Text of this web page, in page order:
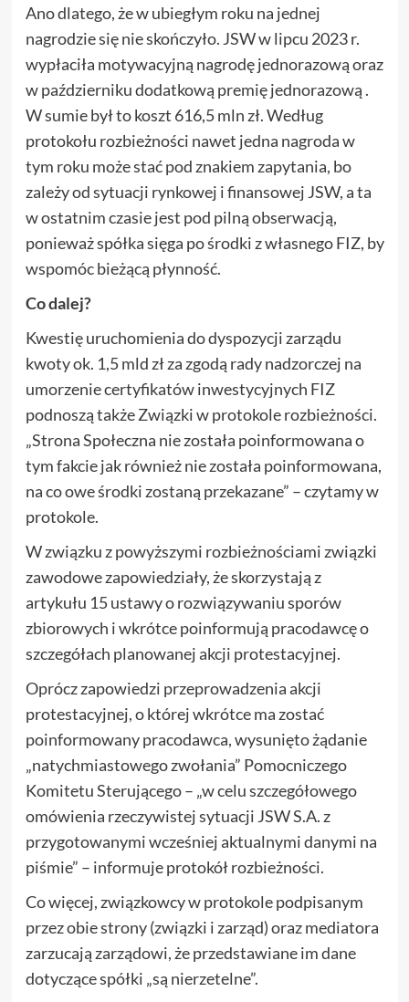
Ano dlatego, że w ubiegłym roku na jednej
nagrodzie się nie skończyło. JSW w lipcu 2023 r.
wypłaciła motywacyjną nagrodę jednorazową oraz
w październiku dodatkową premię jednorazową .
W sumie był to koszt 616,5 mln zł. Według
protokołu rozbieżności nawet jedna nagroda w
tym roku może stać pod znakiem zapytania, bo
zależy od sytuacji rynkowej i finansowej JSW, a ta
w ostatnim czasie jest pod pilną obserwacją,
ponieważ spółka sięga po środki z własnego FIZ, by
wspomóc bieżącą płynność.
Co dalej?
Kwestię uruchomienia do dyspozycji zarządu
kwoty ok. 1,5 mld zł za zgodą rady nadzorczej na
umorzenie certyfikatów inwestycyjnych FIZ
podnoszą także Związki w protokole rozbieżności.
„Strona Społeczna nie została poinformowana o
tym fakcie jak również nie została poinformowana,
na co owe środki zostaną przekazane” – czytamy w
protokole.
W związku z powyższymi rozbieżnościami związki
zawodowe zapowiedziały, że skorzystają z
artykułu 15 ustawy o rozwiązywaniu sporów
zbiorowych i wkrótce poinformują pracodawcę o
szczegółach planowanej akcji protestacyjnej.
Oprócz zapowiedzi przeprowadzenia akcji
protestacyjnej, o której wkrótce ma zostać
poinformowany pracodawca, wysunięto żądanie
„natychmiastowego zwołania” Pomocniczego
Komitetu Sterującego – „w celu szczegółowego
omówienia rzeczywistej sytuacji JSW S.A. z
przygotowanymi wcześniej aktualnymi danymi na
piśmie” – informuje protokół rozbieżności.
Co więcej, związkowcy w protokole podpisanym
przez obie strony (związki i zarząd) oraz mediatora
zarzucają zarządowi, że przedstawiane im dane
dotyczące spółki „są nierzetelne”.